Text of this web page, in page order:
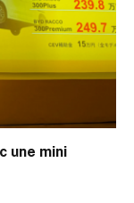
une mini